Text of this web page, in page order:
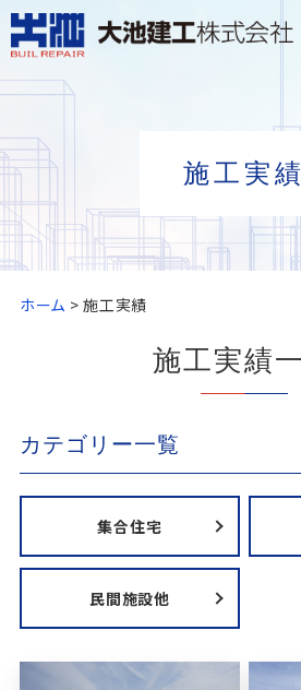
施工実績
ホーム >施工実績
施工実績
カテゴリー一覧
集合住宅
民間施設他